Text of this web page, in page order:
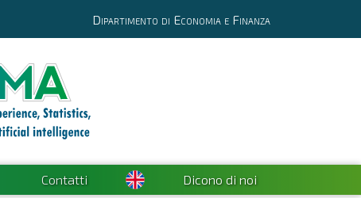
Dipartimento di Economia e Finanza
Contatti Dicono di noi